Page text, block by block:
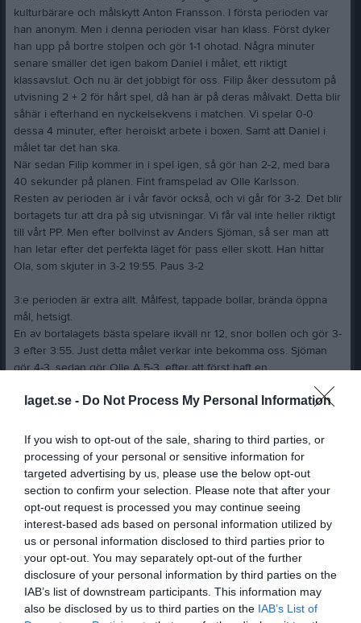
laget.se - Do Not Process My Personal Information
If you wish to opt-out of the sale, sharing to third parties, or
processing of your personal or sensitive information for
targeted advertising by us, please use the below opt-out
section to confirm your selection. Please note that after your
opt-out request is processed you may continue seeing
interest-based ads based on personal information utilized by
us or personal information disclosed to third parties prior to
your opt-out. You may separately opt-out of the further
disclosure of your personal information by third parties on the
IAB’s list of downstream participants. This information may
also be disclosed by us to third parties on the IAB’s List of
kulturbärare och målskytt Anton Fransson. I första perioden var
han anonym. Men i denna perioden visar han klass. Först dyker
han upp på bortre stolpen och gör 1-1 ohotad. Några minuter
senare smäller det igen bakom Daniel i målet, ett riktigt
klassavslut. Och nu är det jobbigt för oss. Filip åker dessutom på
utvisning 2 + 2 för hårt spel, då han är på deras målvakt. Detta blir
såhär i efterhand en nyckelsekvens i matchen. Vi spelar 0-0
dessa 4 minuter, efter heroiskt arbete i boxen. Samt att Daniel i
målet tar det han ska.
När sedan Filip kommer in i spel igen, så gör han 2-2, med bara
40 sekunder på planen. Fint framspelad av Olle Karlsson.
Resten av perioden är i vår favör också, och vi går för 3-2. Det blir
bortagets tur att dra på sig utvisningar. Vi får väl inte heller riktigt
till vårt PP. Men efter bollvinst av Anders Sjöman, så ser man att
han letar efter det perfekta läget för pass eller skott. Han hittar
Ola, som skjuter in 3-2 19:55. Paus 3-2
3:e perioden är extra allt. Målfest, tappade bollar, brända öppna
mål, hetsigt.
En av bortalagets bästa spelare ikväll nr 12, snor bollen och gör 3-
3 efter 3:55. Just detta målet verkar inte bekomma oss. Sjöman
gör 4-3, sedan gör Olle A 5-3, efter att först haft en
brottningsmatch med en bortaspelare på egen planhalva., som
han vann och kom loss. Han kom loss så pass bra att han möter
Tiden då 05:06. Sen är det ett krig i 10 minuter. SSG kör på med
allt dom har, och det är konstigt att det inte blir fler mål just då.
Anton Fransson då ?, jo han dyker helt plötsligt upp, och är
framme när bortalaget bryter våra uppspel 2 gånger, och denna
Fransson har helt plötsligt sett till att det står 5-5. Efter 5-5 också
en hyschande målgest mot våra supportrar i Purple Army, men
möjligt att vi också skrikit på honom från läktaren.
Rent mentalt så känner man ju att vi kanske är på väg att tappa
detta ? Men efter 18:14 gör vi 6-5 genom Anders Sjöman, hur har
jag ingen aning om, tyckte det såg ut som att målvakten hade
bollen, men den kanske var fri.